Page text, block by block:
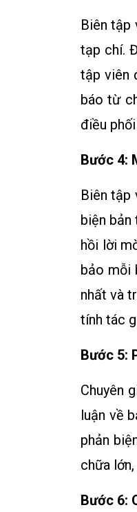
Biên tập
tạp chí.
tập viên
báo từ
điều
Bước 4:
Biên tập
biện bản
hồi lời
bảo mỗi
nhất và
tính tác
Bước 5:
Chuyên
luận về
phản
chữa
Bước 6: